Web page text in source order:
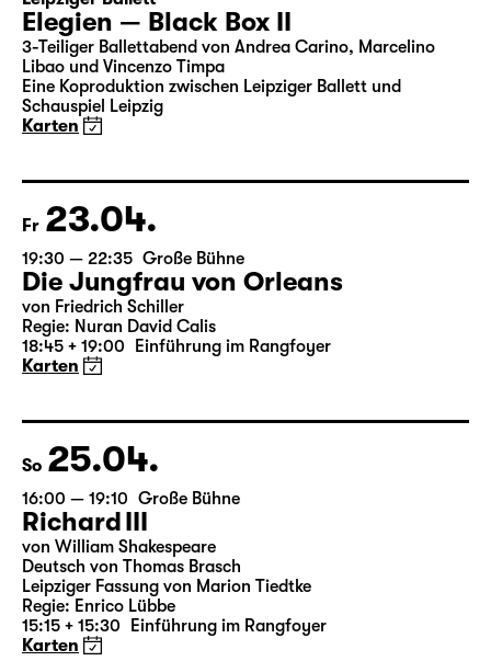
Do 22.04.
19:30 Große Bühne
Leipziger Ballett
Elegien — Black Box II
3-Teiliger Ballettabend von Andrea Carino, Marcelino
Schauspiel Leipzig
Karten
Fr 23.04.
19:30 — 22:35 Große Bühne
Die Jungfrau von Orleans
18:45 + 19:00 Einführung im Rangfoyer
Karten
So 25.04.
16:00 — 19:10 Große Bühne
Richard III
von William Shakespeare
Deutsch von Thomas Brasch